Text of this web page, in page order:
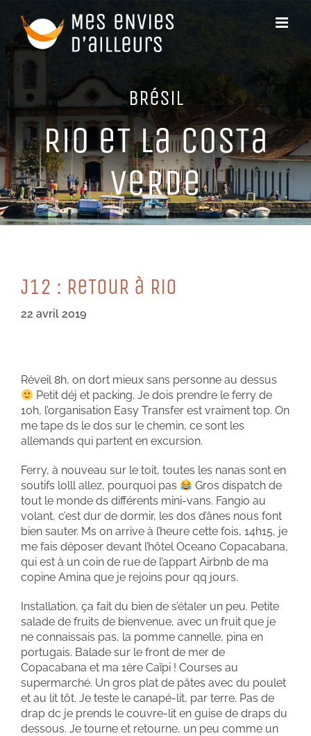
contenu
BRéSiL
Rio eT La CoSTa
VeRDe
J12 : ReTouR à Rio
22 avril 2019
Réveil 8h, on dort mieux sans personne au dessus
Petit déj et packing. Je dois prendre le ferry de
10h, l’organisation Easy Transfer est vraiment top. On
me tape ds le dos sur le chemin, ce sont les
allemands qui partent en excursion.
Ferry, à nouveau sur le toit, toutes les nanas sont en
soutifs lolll allez, pourquoi pas
Gros dispatch de
tout le monde ds différents mini-vans. Fangio au
volant, c’est dur de dormir, les dos d’ânes nous font
bien sauter. Ms on arrive à l’heure cette fois, 14h15, je
me fais déposer devant l’hôtel Oceano Copacabana,
qui est à un coin de rue de l’appart Airbnb de ma
copine Amina que je rejoins pour qq jours.
Installation, ça fait du bien de s’étaler un peu. Petite
salade de fruits de bienvenue, avec un fruit que je
ne connaissais pas, la pomme cannelle, pina en
portugais. Balade sur le front de mer de
Copacabana et ma 1ère Caïpi ! Courses au
supermarché. Un gros plat de pâtes avec du poulet
et au lit tôt. Je teste le canapé-lit, par terre. Pas de
drap dc je prends le couvre-lit en guise de draps du
dessous. Je tourne et retourne, un peu comme un